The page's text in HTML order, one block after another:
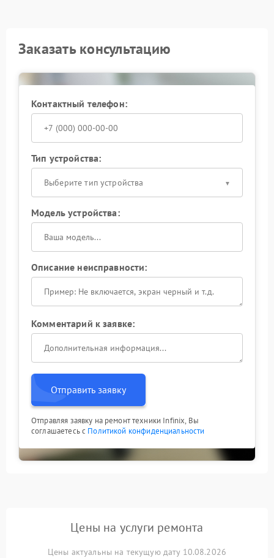
Заказать консультацию
Контактный телефон:
Тип устройства:
Выберите тип устройства
Модель устройства:
Описание неисправности:
Комментарий к заявке:
Отправить заявку
Отправляя заявку на ремонт техники Infinix, Вы
соглашаетесь с Политикой конфиденциальности
Цены на услуги ремонта
Цены актуальны на текущую дату 10.08.2026